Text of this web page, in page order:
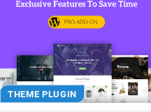
THEME PLUGIN